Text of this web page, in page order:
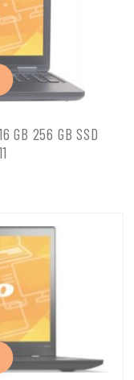
256 GB SSD